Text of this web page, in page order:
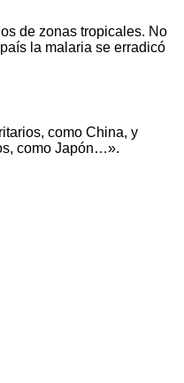
de zonas tropicales. No
la malaria se erradicó
como China, y
como Japón…».